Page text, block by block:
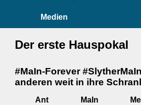
Medien
Der erste Hauspokal
#MaIn-Forever
anderen weit in ihre
Ant MaIn